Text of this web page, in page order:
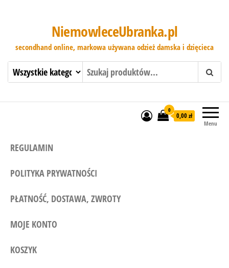
NiemowleceUbranka.pl
secondhand online, markowa używana odzież damska i dzięcieca
Menu
0
0,00 zł
REGULAMIN
POLITYKA PRYWATNOŚCI
PŁATNOŚĆ, DOSTAWA, ZWROTY
MOJE KONTO
KOSZYK